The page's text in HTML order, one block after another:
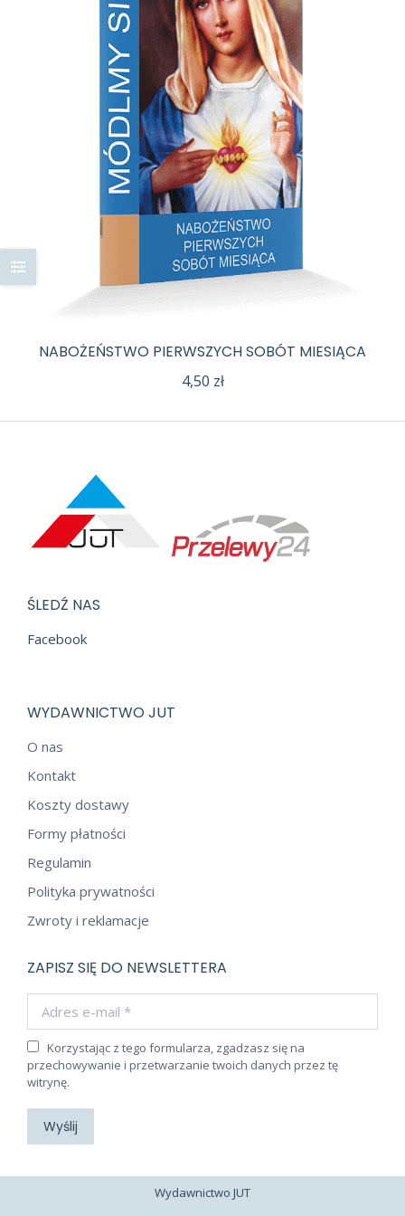
NABOŻEŃSTWO PIERWSZYCH SOBÓT MIESIĄCA
4,50 zł
ŚLEDŹ NAS
Facebook
WYDAWNICTWO JUT
O nas
Kontakt
Koszty dostawy
Formy płatności
Regulamin
Polityka prywatności
Zwroty i reklamacje
ZAPISZ SIĘ DO NEWSLETTERA
Korzystając z tego formularza, zgadzasz się na
przechowywanie i przetwarzanie twoich danych przez tę
witrynę.
Wyślij
Wydawnictwo JUT